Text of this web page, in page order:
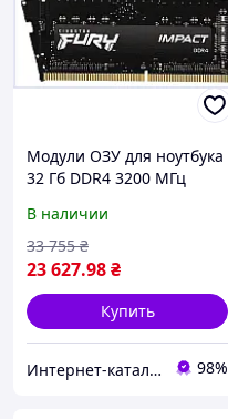
Модули ОЗУ для ноутбука
32 Гб DDR4 3200 МГц
676130T3P
В наличии
23 627.98₴
33 755 ₴
Купить
Инт​е​​рн​ет-кат​алог ск​​идок "KIEVSALES.COM" 98%